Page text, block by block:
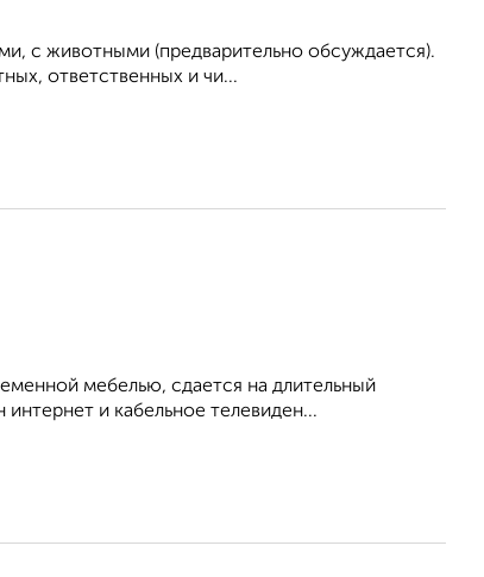
с животными (предварительно обсуждается).
ответственных и чи...
мебелью, сдается на длительный
и кабельное телевиден...